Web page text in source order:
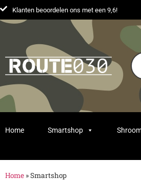
Klanten beoordelen ons met een 9,6!
Home Smartshop
Home »Smartshop